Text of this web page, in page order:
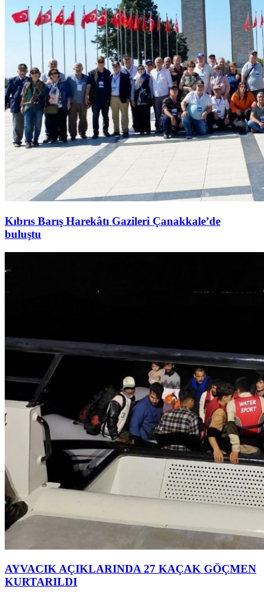
Kıbrıs Barış Harekâtı Gazileri Çanakkale’de
buluştu
AYVACIK AÇIKLARINDA 27 KAÇAK GÖÇMEN
KURTARILDI